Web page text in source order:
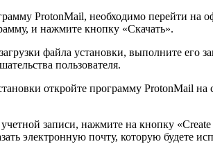
ProtonMail, необходимо перейти на
и нажмите кнопку «Скачать».
файла установки, выполните его
пользователя.
откройте программу ProtonMail на
записи, нажмите на кнопку
электронную почту, которую будете